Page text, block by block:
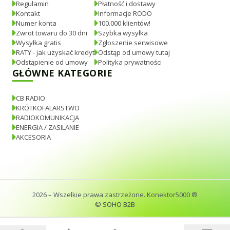
Regulamin
Kontakt
Numer konta
Zwrot towaru do 30 dni
Wysyłka gratis
RATY - jak uzyskać kredyt
Odstąpienie od umowy
Płatność i dostawy
Informacje RODO
100.000 klientów!
Szybka wysyłka
Zgłoszenie serwisowe
Odstąp od umowy tutaj
Polityka prywatności
GŁÓWNE KATEGORIE
CB RADIO
KRÓTKOFALARSTWO
RADIOKOMUNIKACJA
ENERGIA / ZASILANIE
AKCESORIA
2026– Wszelkie prawa zastrzeżone. Konektor5000 ®
© SOHO B2B